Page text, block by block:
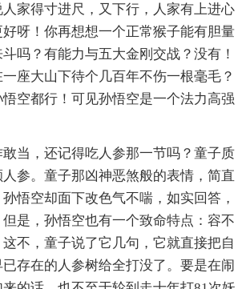
家得寸进尺，又下行，人家有上进心
呀！你再想想一个正常猴子能有胆量
吗？有能力与五大金刚交战？没有！
座大山下待个几百年不伤一根毫毛？
空都行！可见孙悟空是一个法力高强
当，还记得吃人参那一节吗？童子质
参。童子那凶神恶煞般的表情，简直
悟空却面下改色气不喘，如实回答，
是，孙悟空也有一个致命特点：容不
不，童子说了它几句，它就直接把自
存在的人参树给全打没了。要是在闹